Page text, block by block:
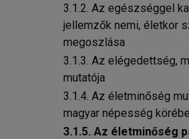
3.1.2. Az egészséggel
jellemzők nemi, életkor
megoszlása
3.1.3. Az elégedettség,
mutatója
3.1.4. Az életminőség
magyar népesség
3.1.5. Az életminőség